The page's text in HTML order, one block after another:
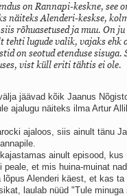
on Rannapi-keskne, see
näiteks Alenderi-keskse,
rõhuasetused ja muu. On
tehti lugude valik, vajaks ehk
on seotud etenduse sisuga.
vist küll eriti tähtis ei ole.
jäävad kõik Jaanus
ajalugu näiteks ilma Artur
ajaloos, siis ainult tänu
ainult episood, kus
peale, et mis huina-muinat
lõpus Alenderi käest, et kas
laulab nüüd "Tule minuga